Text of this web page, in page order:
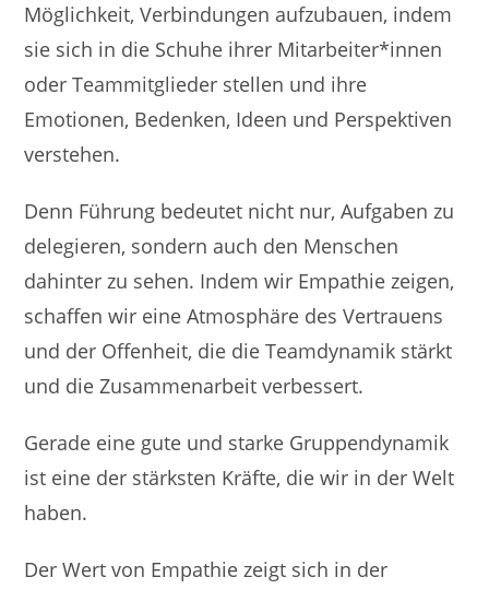
Möglichkeit, Verbindungen aufzubauen, indem
sie sich in die Schuhe ihrer Mitarbeiter*innen
oder Teammitglieder stellen und ihre
Emotionen, Bedenken, Ideen und Perspektiven
verstehen.
Denn Führung bedeutet nicht nur, Aufgaben zu
delegieren, sondern auch den Menschen
dahinter zu sehen. Indem wir Empathie zeigen,
schaffen wir eine Atmosphäre des Vertrauens
und der Offenheit, die die Teamdynamik stärkt
und die Zusammenarbeit verbessert.
Gerade eine gute und starke Gruppendynamik
ist eine der stärksten Kräfte, die wir in der Welt
haben.
Der Wert von Empathie zeigt sich in der